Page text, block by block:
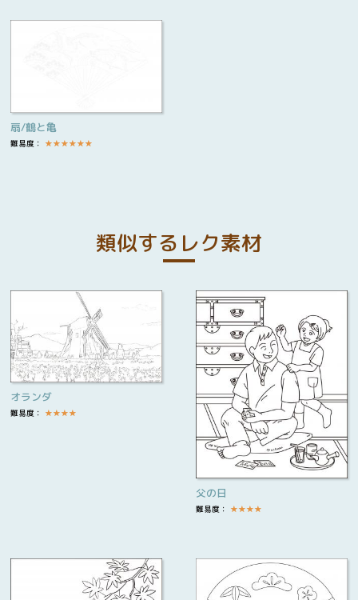
扇/鶴と亀
難易度： ★★★★★★
類似するレク素材
オランダ
難易度： ★★★★
父の日
難易度： ★★★★